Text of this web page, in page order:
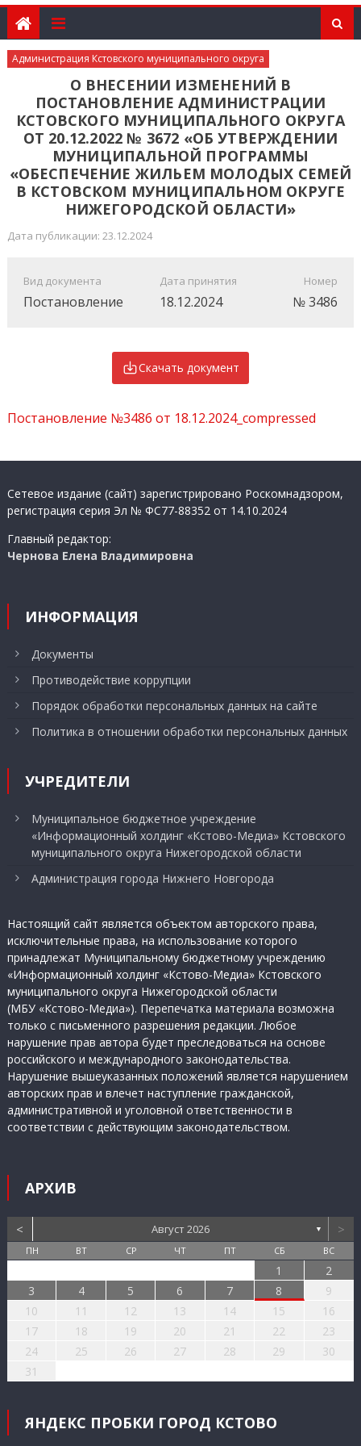
Администрация Кстовского муниципального округа
О ВНЕСЕНИИ ИЗМЕНЕНИЙ В
ПОСТАНОВЛЕНИЕ АДМИНИСТРАЦИИ
КСТОВСКОГО МУНИЦИПАЛЬНОГО ОКРУГА
ОТ 20.12.2022 № 3672 «ОБ УТВЕРЖДЕНИИ
МУНИЦИПАЛЬНОЙ ПРОГРАММЫ
«ОБЕСПЕЧЕНИЕ ЖИЛЬЕМ МОЛОДЫХ СЕМЕЙ
В КСТОВСКОМ МУНИЦИПАЛЬНОМ ОКРУГЕ
НИЖЕГОРОДСКОЙ ОБЛАСТИ»
Дата публикации: 23.12.2024
Вид документа
Постановление
Дата принятия
18.12.2024
Номер
№ 3486
Скачать документ
Постановление №3486 от 18.12.2024_compressed
Сетевое издание (сайт) зарегистрировано Роскомнадзором,
регистрация серия Эл № ФС77-88352 от 14.10.2024
Главный редактор:
Чернова Елена Владимировна
ИНФОРМАЦИЯ
Документы
Противодействие коррупции
Порядок обработки персональных данных на сайте
Политика в отношении обработки персональных данных
УЧРЕДИТЕЛИ
Муниципальное бюджетное учреждение
«Информационный холдинг «Кстово-Медиа» Кстовского
муниципального округа Нижегородской области
Администрация города Нижнего Новгорода
Настоящий сайт является объектом авторского права,
исключительные права, на использование которого
принадлежат Муниципальному бюджетному учреждению
«Информационный холдинг «Кстово-Медиа» Кстовского
муниципального округа Нижегородской области
(МБУ «Кстово-Медиа»). Перепечатка материала возможна
только с письменного разрешения редакции. Любое
нарушение прав автора будет преследоваться на основе
российского и международного законодательства.
Нарушение вышеуказанных положений является нарушением
авторских прав и влечет наступление гражданской,
административной и уголовной ответственности в
соответствии с действующим законодательством.
АРХИВ
< Август 2026 ▼ >
ПН ВТ СР ЧТ ПТ СБ ВС
1
2
3
4 5 6 7 8
9
10
11 12 13 14 15
16
17
18 19 20 21 22
23
24
25 26 27 28 29
30
31
ЯНДЕКС ПРОБКИ ГОРОД КСТОВО